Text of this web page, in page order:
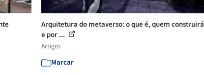
Arquitetura do metaverso: o que é, quem construirá
e por ...
Artigos
Marcar